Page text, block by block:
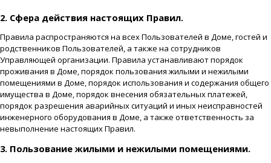
2. Сфера действия настоящих Правил.
Правила распространяются на всех Пользователей в Доме, гостей и
родственников Пользователей, а также на сотрудников
Управляющей организации. Правила устанавливают порядок
проживания в Доме, порядок пользования жилыми и нежилыми
помещениями в Доме, порядок использования и содержания общего
имущества в Доме, порядок внесения обязательных платежей,
порядок разрешения аварийных ситуаций и иных неисправностей
инженерного оборудования в Доме, а также ответственность за
невыполнение настоящих Правил.
3. Пользование жилыми и нежилыми помещениями.